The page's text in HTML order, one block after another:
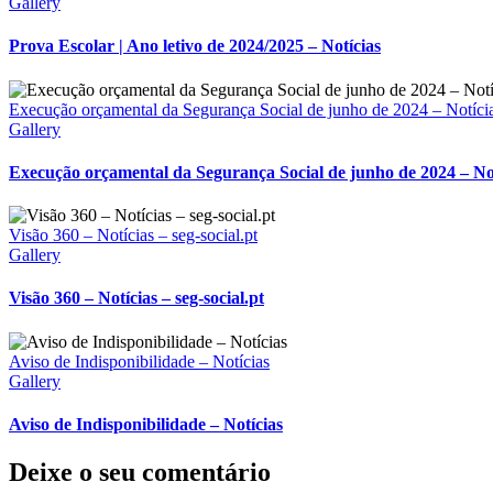
Prova Escolar | Ano letivo de 2024/2025 – Notícias
Execução orçamental da Segurança Social de junho de 2024 –
Gallery
Execução orçamental da Segurança Social de junho de 2024 –
Visão 360 – Notícias – seg-social.pt
Gallery
Visão 360 – Notícias – seg-social.pt
Aviso de Indisponibilidade – Notícias
Gallery
Aviso de Indisponibilidade – Notícias
Deixe o seu comentário